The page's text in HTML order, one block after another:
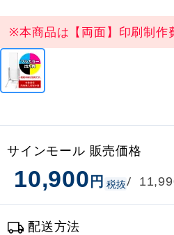
※本商品は【両面】印刷制
サインモール 販売価格
10,900円 税抜/
配送方法